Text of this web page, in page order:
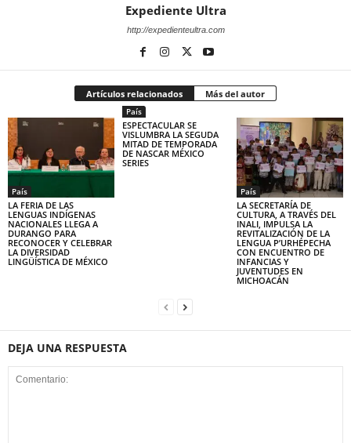
Expediente Ultra
http://expedienteultra.com
Artículos relacionados Más del autor
País
LA FERIA DE LAS
LENGUAS INDÍGENAS
NACIONALES LLEGA A
DURANGO PARA
RECONOCER Y CELEBRAR
LA DIVERSIDAD
LINGÜÍSTICA DE MÉXICO
País
ESPECTACULAR SE
VISLUMBRA LA SEGUDA
MITAD DE TEMPORADA
DE NASCAR MÉXICO
SERIES
País
LA SECRETARÍA DE
CULTURA, A TRAVÉS DEL
INALI, IMPULSA LA
REVITALIZACIÓN DE LA
LENGUA P’URHÉPECHA
CON ENCUENTRO DE
INFANCIAS Y
JUVENTUDES EN
MICHOACÁN
DEJA UNA RESPUESTA